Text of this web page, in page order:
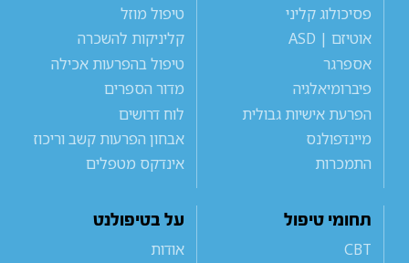
פסיכולוג קליני
אוטיזם | ASD
אספרגר
פיברומיאלגיה
הפרעת אישיות גבולית
מיינדפולנס
התמכרות
טיפול מוזל
קליניקות להשכרה
טיפול בהפרעות אכילה
מדור הספרים
לוח דרושים
אבחון הפרעות קשב וריכוז
אינדקס מטפלים
תחומי טיפול
CBT
על בטיפולנט
אודות